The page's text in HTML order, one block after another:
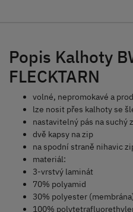
Popis Kalhoty
FLECKTARN
volné, nepromokavé a
lze nosit přes kalhoty se
nastavitelný pás na suchý
dvě kapsy na zip
na spodní straně nihavic
materiál:
3-vrstvý laminát
70% polyamid
30% polyester
100%